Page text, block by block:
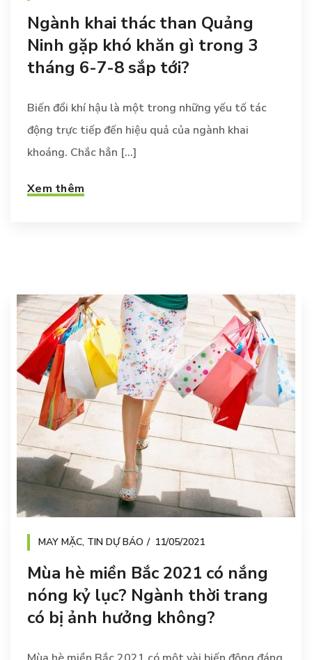
Ngành khai thác than Quảng
Ninh gặp khó khăn gì trong 3
tháng 6-7-8 sắp tới?
Biến đổi khí hậu là một trong những yếu tố tác
động trực tiếp đến hiệu quả của ngành khai
khoáng. Chắc hẳn [...]
Xem thêm
MAY MẶC, TIN DỰ BÁO 11/05/2021
Mùa hè miền Bắc 2021 có nắng
nóng kỷ lục? Ngành thời trang
có bị ảnh hưởng không?